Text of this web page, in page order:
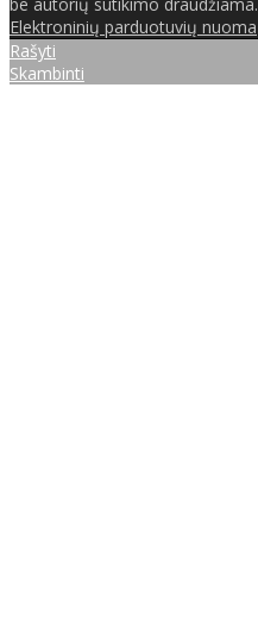
Elektroninių parduotuvių nuoma
Rašyti
Skambinti